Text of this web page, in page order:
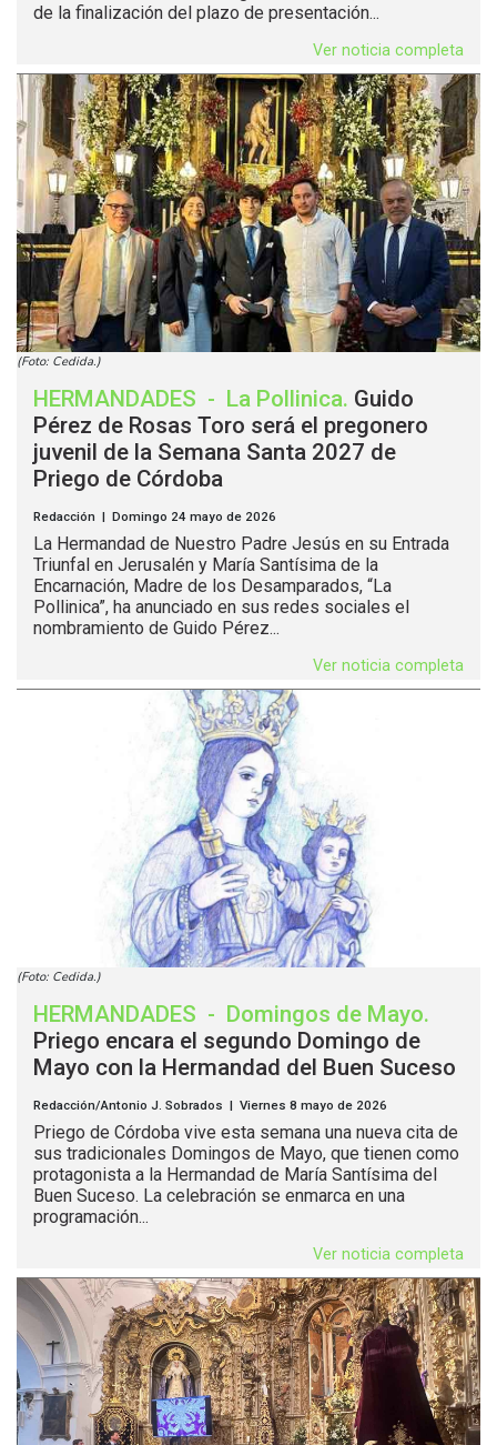
de la finalización del plazo de presentación...
Ver noticia completa
(Foto: Cedida.)
HERMANDADES - La Pollinica. Guido
Pérez de Rosas Toro será el pregonero
juvenil de la Semana Santa 2027 de
Priego de Córdoba
Redacción | Domingo 24 mayo de 2026
La Hermandad de Nuestro Padre Jesús en su Entrada
Triunfal en Jerusalén y María Santísima de la
Encarnación, Madre de los Desamparados, “La
Pollinica”, ha anunciado en sus redes sociales el
nombramiento de Guido Pérez...
Ver noticia completa
(Foto: Cedida.)
HERMANDADES - Domingos de Mayo.
Priego encara el segundo Domingo de
Mayo con la Hermandad del Buen Suceso
Redacción/Antonio J. Sobrados | Viernes 8 mayo de 2026
Priego de Córdoba vive esta semana una nueva cita de
sus tradicionales Domingos de Mayo, que tienen como
protagonista a la Hermandad de María Santísima del
Buen Suceso. La celebración se enmarca en una
programación...
Ver noticia completa